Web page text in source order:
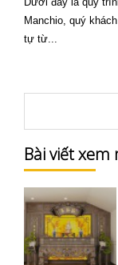
Manchio, quý
tự từ...
Bài viết xem